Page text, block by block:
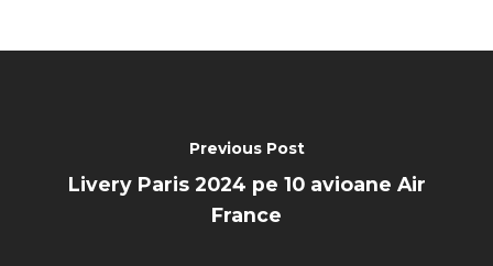
Previous Post
Livery Paris 2024 pe 10 avioane Air
France